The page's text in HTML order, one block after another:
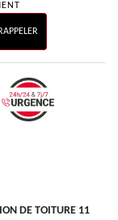
DE TOITURE 11